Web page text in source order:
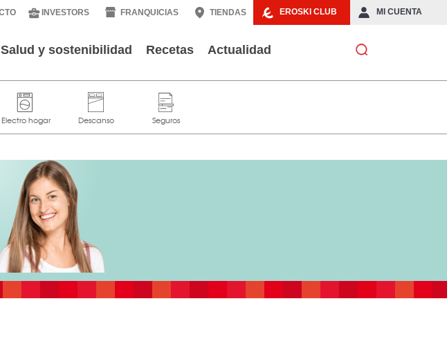
EROSKI CLUB MI CUENTA
INVESTORS FRANQUICIAS TIENDAS
Salud y sostenibilidad Recetas Actualidad